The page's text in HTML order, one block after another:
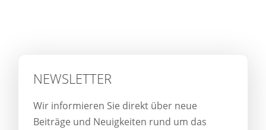
NEWSLETTER
Wir informieren Sie direkt über neue
Beiträge und Neuigkeiten rund um das